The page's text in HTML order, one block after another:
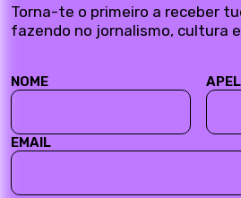
Torna-te o primeiro a receber
fazendo no jornalismo, cultura
NOME
EMAIL